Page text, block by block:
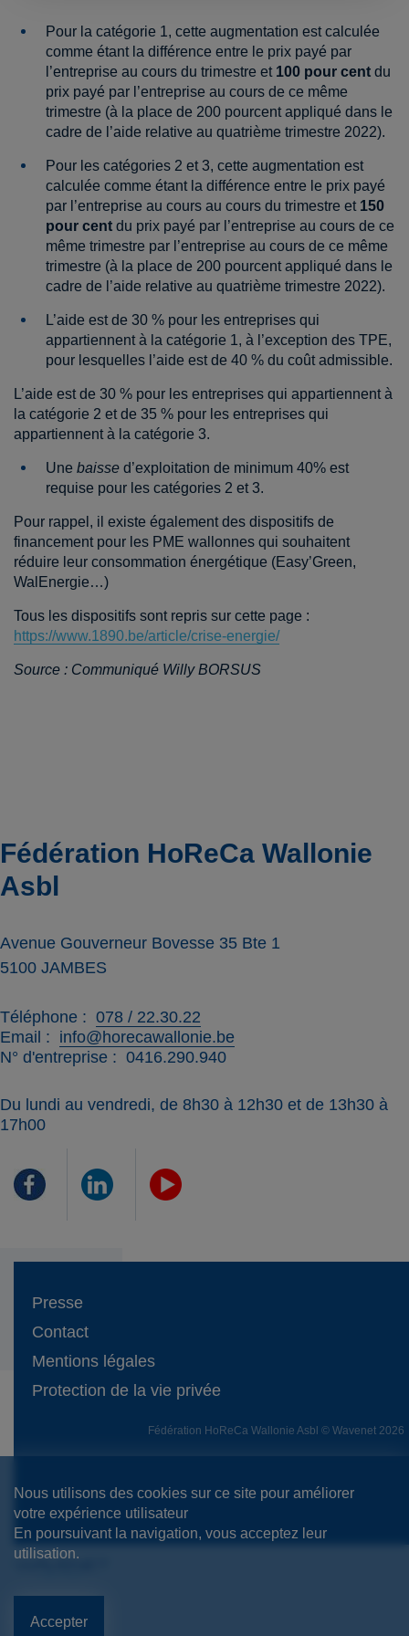
Nous utilisons des cookies sur ce site pour améliorer
votre expérience utilisateur
En poursuivant la navigation, vous acceptez leur
utilisation.
Accepter
Pour la catégorie 1, cette augmentation est calculée
comme étant la différence entre le prix payé par
l’entreprise au cours du trimestre et 100 pour cent du
prix payé par l’entreprise au cours de ce même
trimestre (à la place de 200 pourcent appliqué dans le
cadre de l’aide relative au quatrième trimestre 2022).
Pour les catégories 2 et 3, cette augmentation est
calculée comme étant la différence entre le prix payé
par l’entreprise au cours au cours du trimestre et 150
pour cent du prix payé par l’entreprise au cours de ce
même trimestre par l’entreprise au cours de ce même
trimestre (à la place de 200 pourcent appliqué dans le
cadre de l’aide relative au quatrième trimestre 2022).
L’aide est de 30 % pour les entreprises qui
appartiennent à la catégorie 1, à l’exception des TPE,
pour lesquelles l’aide est de 40 % du coût admissible.
L’aide est de 30 % pour les entreprises qui appartiennent à
la catégorie 2 et de 35 % pour les entreprises qui
appartiennent à la catégorie 3.
Une baisse d’exploitation de minimum 40% est
requise pour les catégories 2 et 3.
Pour rappel, il existe également des dispositifs de
financement pour les PME wallonnes qui souhaitent
réduire leur consommation énergétique (Easy’Green,
WalEnergie…)
Tous les dispositifs sont repris sur cette page :
https://www.1890.be/article/crise-energie/
Source : Communiqué Willy BORSUS
Fédération HoReCa Wallonie
Asbl
Avenue Gouverneur Bovesse 35 Bte 1
5100 JAMBES
Téléphone
078 / 22.30.22
Email
info@horecawallonie.be
N° d'entreprise
0416.290.940
Du lundi au vendredi, de 8h30 à 12h30 et de 13h30 à
17h00
Presse
Contact
Mentions légales
Protection de la vie privée
Fédération HoReCa Wallonie Asbl © Wavenet 2026